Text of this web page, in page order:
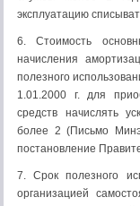
эксплуатацию
6. Стоимость
начисления
полезного
1.01.2000 г. для
средств начислять
более 2 (Письмо
постановление
7. Срок полезного
организацией